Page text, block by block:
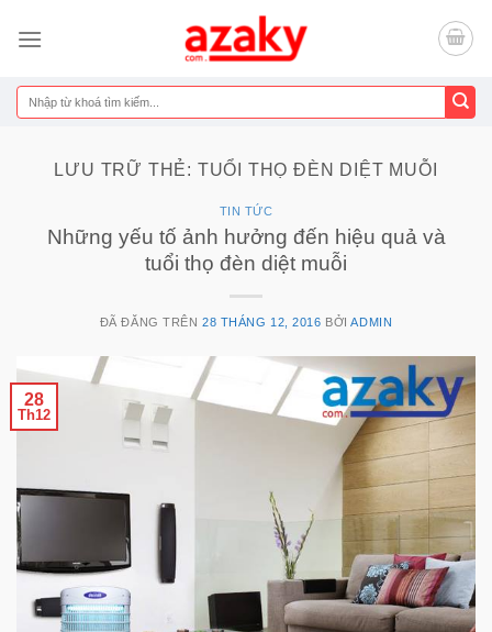
đến
dung
Tìm
kiếm:
LƯU TRỮ THẺ: TUỔI THỌ ĐÈN DIỆT MUỖI
TIN TỨC
Những yếu tố ảnh hưởng đến hiệu quả và
tuổi thọ đèn diệt muỗi
ĐÃ ĐĂNG TRÊN28 THÁNG 12, 2016 BỞIADMIN
28
Th12